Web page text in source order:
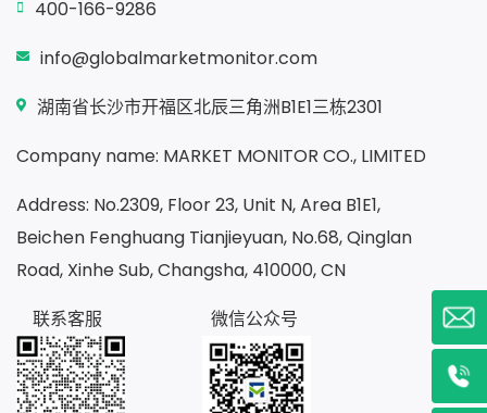
400-166-9286
info@globalmarketmonitor.com
湖南省长沙市开福区北辰三角洲B1E1三栋2301
Company name: MARKET MONITOR CO., LIMITED
Address: No.2309, Floor 23, Unit N, Area B1E1,
Beichen Fenghuang Tianjieyuan, No.68, Qinglan
Road, Xinhe Sub, Changsha, 410000, CN
联系客服
微信公众号